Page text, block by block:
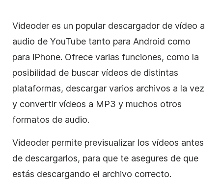
Videoder es un popular descargador de vídeo a
audio de YouTube tanto para Android como
para iPhone. Ofrece varias funciones, como la
posibilidad de buscar vídeos de distintas
plataformas, descargar varios archivos a la vez
y convertir vídeos a MP3 y muchos otros
formatos de audio.
Videoder permite previsualizar los vídeos antes
de descargarlos, para que te asegures de que
estás descargando el archivo correcto.